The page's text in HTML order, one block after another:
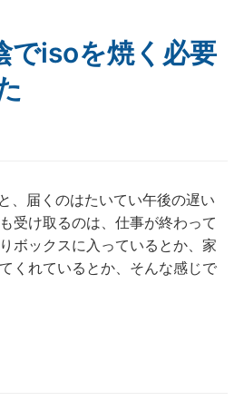
でisoを焼く必要
、届くのはたいてい午後の遅い
受け取るのは、仕事が終わって
ボックスに入っているとか、家
くれているとか、そんな感じで